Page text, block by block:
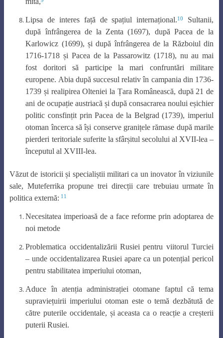
Lipsa de interes față de spațiul internațional.10
Sultanii,
după înfrângerea de la Zenta (1697), după Pacea de la
Karlowicz (1699), și după înfrângerea de la Războiul din
1716-1718 și Pacea de la Passarowitz (1718), nu au mai
fost doritori să participe la mari confruntări militare
europene. Abia după succesul relativ în campania din 1736-
1739 și realipirea Olteniei la Țara Românească, după 21 de
ani de ocupație austriacă și după consacrarea noului eșichier
politic consfințit prin Pacea de la Belgrad (1739), imperiul
otoman încerca să își conserve granițele rămase după marile
pierderi teritoriale suferite la sfârșitul secolului al XVII-lea –
începutul al XVIII-lea.
Văzut de istoricii și specialiștii militari ca un inovator în viziunile
sale, Muteferrika propune trei direcții care trebuiau urmate în
politica externă: 11
Necesitatea imperioasă de a face reforme prin adoptarea de
noi metode
Problematica occidentalizării Rusiei pentru viitorul Turciei
– unde occidentalizarea Rusiei apare ca un potențial pericol
pentru stabilitatea imperiului otoman,
Aduce în atenția administrației otomane faptul că tema
supraviețuirii imperiului otoman este o temă dezbătută de
către puterile occidentale, și aceasta ca o reacție a creșterii
puterii Rusiei.